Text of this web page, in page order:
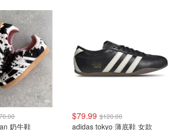
奶牛鞋
$79.99 $120.00
adidas tokyo 薄底鞋 女款